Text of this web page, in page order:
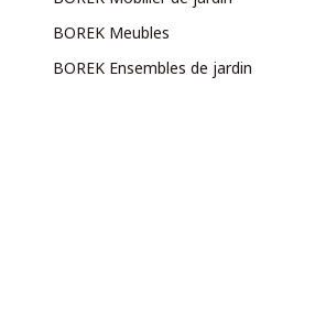
BOREK Meubles
BOREK Ensembles de jardin